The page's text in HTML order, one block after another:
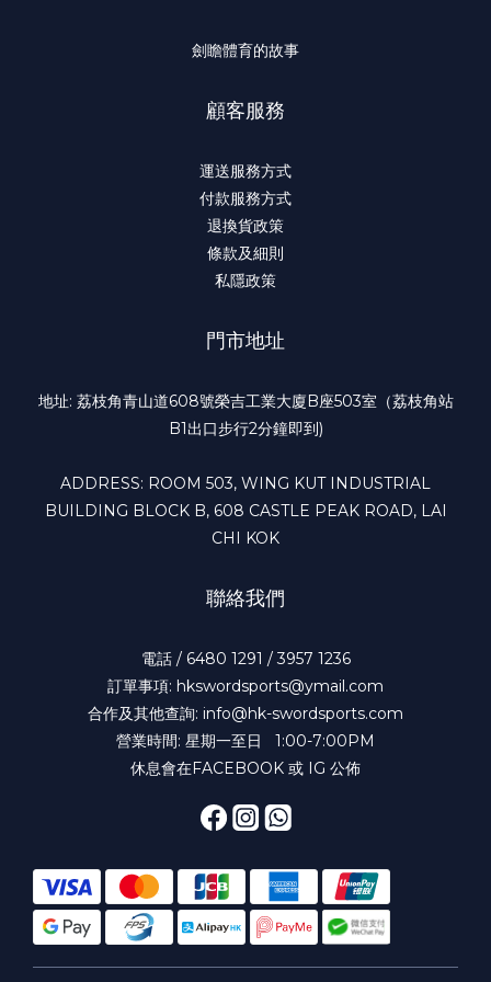
劍瞻體育的故事
顧客服務
運送服務方式
付款服務方式
退換貨政策
條款及細則
私隱政策
門市地址
地址: 荔枝角青山道608號榮吉工業大廈B座503室（荔枝角站
B1出口步行2分鐘即到)
ADDRESS: ROOM 503, WING KUT INDUSTRIAL
BUILDING BLOCK B, 608 CASTLE PEAK ROAD, LAI
CHI KOK
聯絡我們
電話 / 6480 1291 / 3957 1236
訂單事項: hkswordsports@ymail.com
合作及其他查詢: info@hk-swordsports.com
營業時間: 星期一至日 1:00-7:00PM
休息會在FACEBOOK 或 IG 公佈